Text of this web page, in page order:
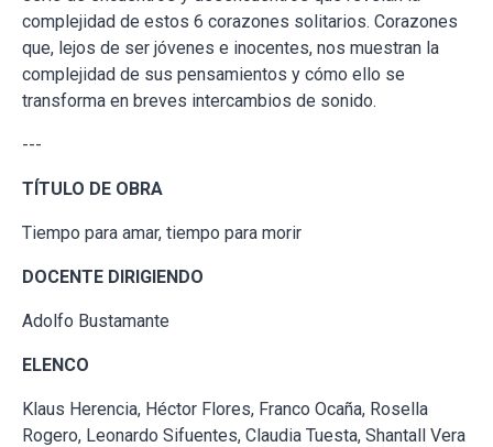
complejidad de estos 6 corazones solitarios. Corazones
que, lejos de ser jóvenes e inocentes, nos muestran la
complejidad de sus pensamientos y cómo ello se
transforma en breves intercambios de sonido.
---
TÍTULO DE OBRA
Tiempo para amar, tiempo para morir
DOCENTE DIRIGIENDO
Adolfo Bustamante
ELENCO
Klaus Herencia, Héctor Flores, Franco Ocaña, Rosella
Rogero, Leonardo Sifuentes, Claudia Tuesta, Shantall Vera